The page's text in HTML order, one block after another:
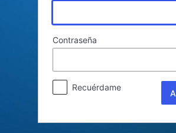
Contraseña
Recuérdame